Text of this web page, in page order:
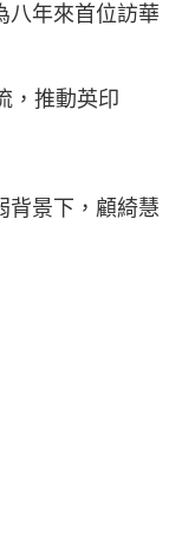
八年來首位訪華
，推動英印
背景下，顧綺慧